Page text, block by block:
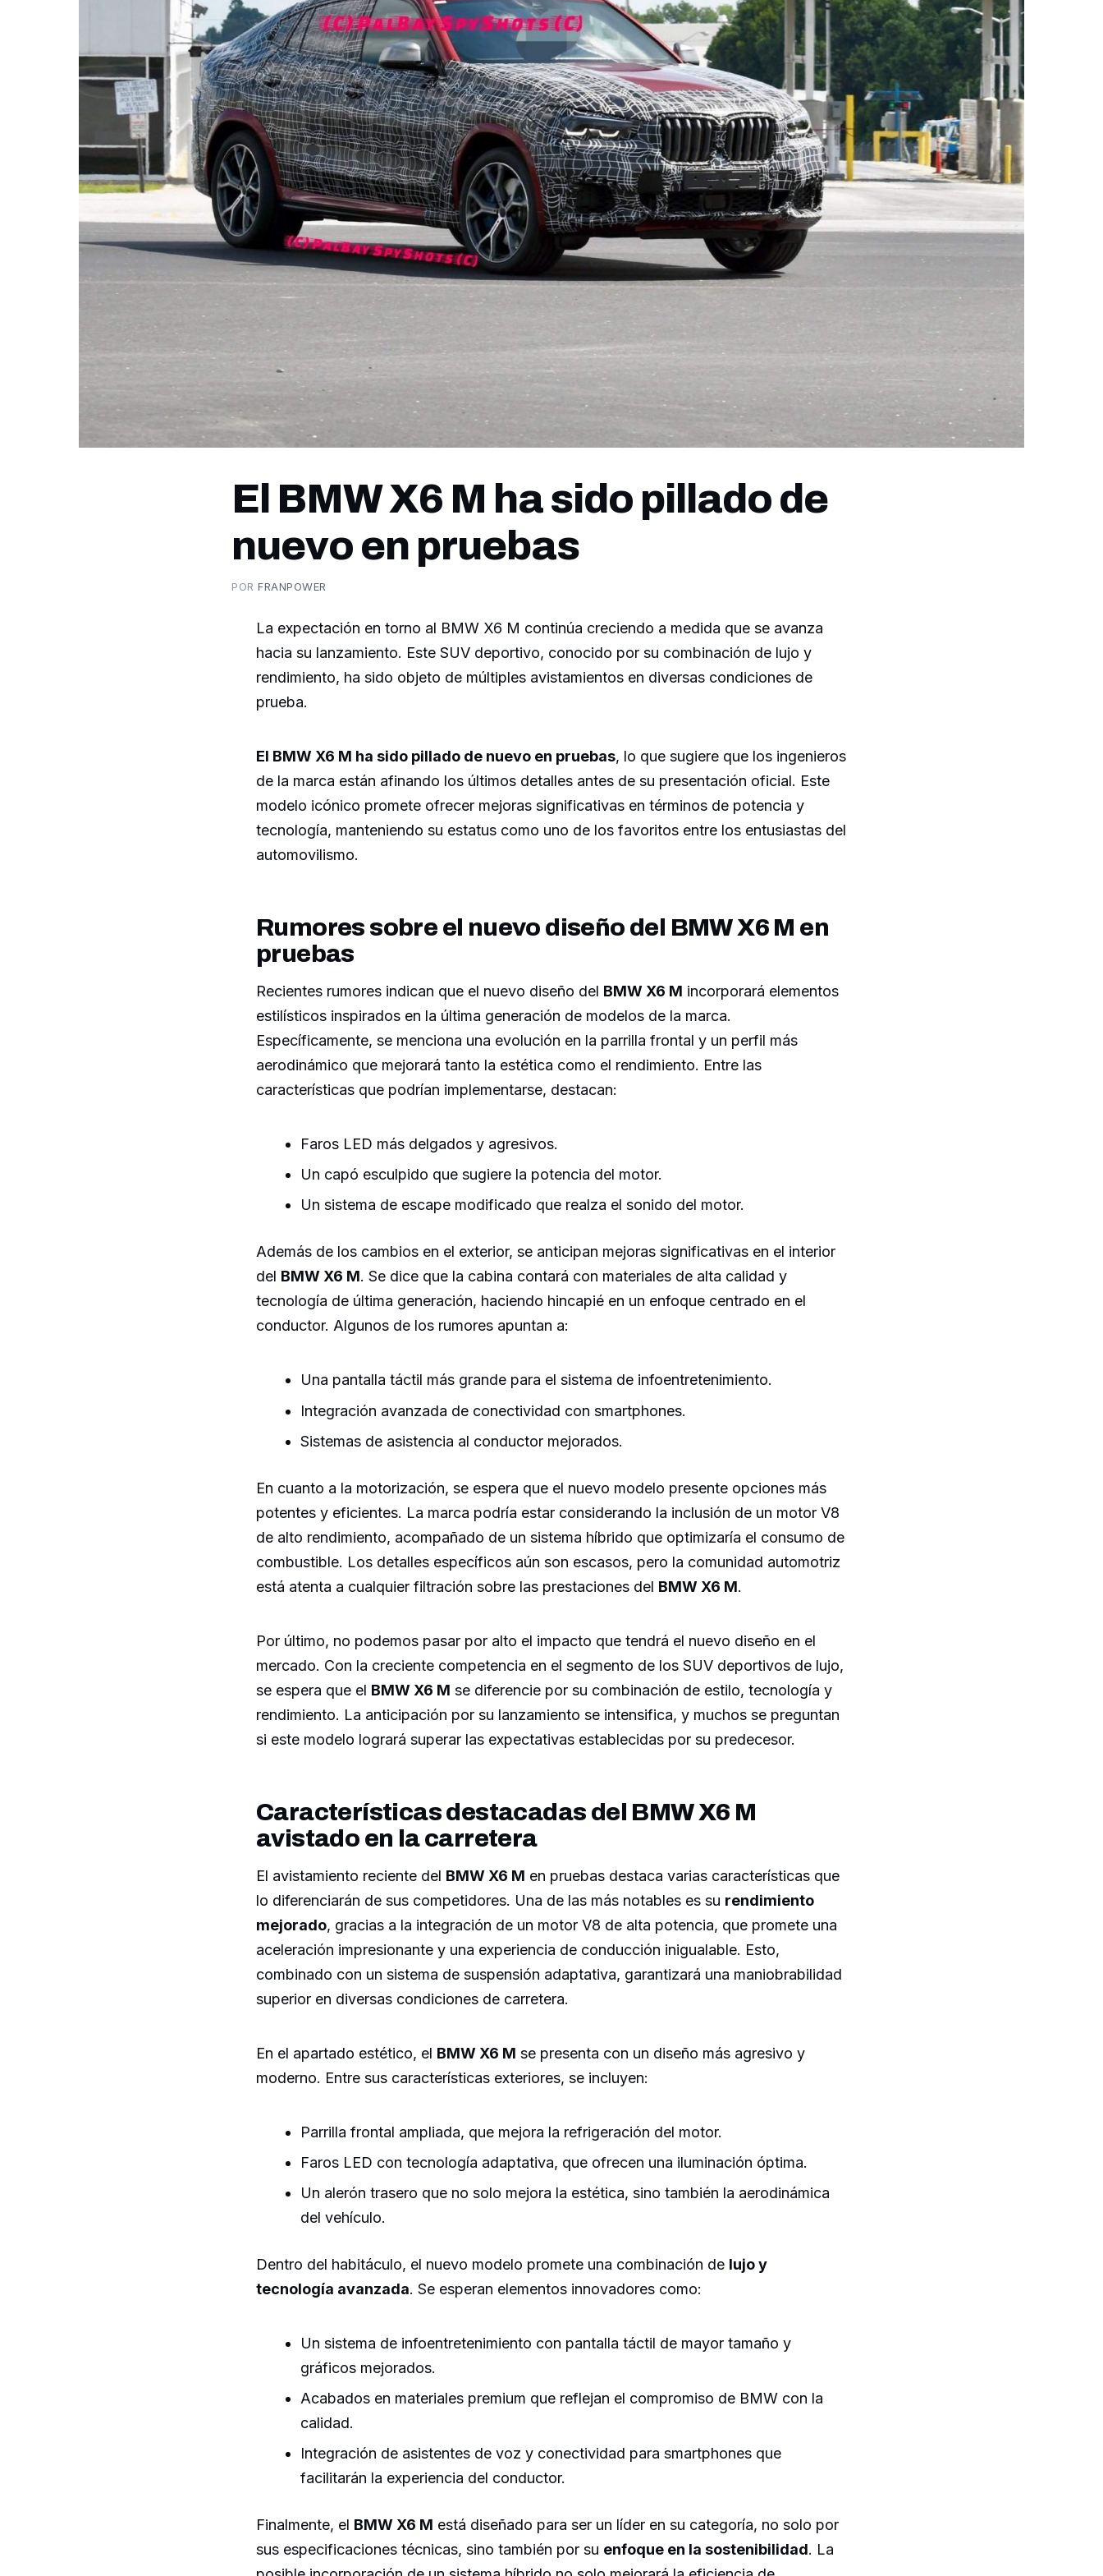
El BMW X6 M ha sido pillado de
nuevo en pruebas
PORFRANPOWER
La expectación en torno al BMW X6 M continúa creciendo a medida que se avanza
hacia su lanzamiento. Este SUV deportivo, conocido por su combinación de lujo y
rendimiento, ha sido objeto de múltiples avistamientos en diversas condiciones de
prueba.
El BMW X6 M ha sido pillado de nuevo en pruebas, lo que sugiere que los ingenieros
de la marca están afinando los últimos detalles antes de su presentación oficial. Este
modelo icónico promete ofrecer mejoras significativas en términos de potencia y
tecnología, manteniendo su estatus como uno de los favoritos entre los entusiastas del
automovilismo.
Rumores sobre el nuevo diseño del BMW X6 M en
pruebas
Recientes rumores indican que el nuevo diseño del BMW X6 M incorporará elementos
estilísticos inspirados en la última generación de modelos de la marca.
Específicamente, se menciona una evolución en la parrilla frontal y un perfil más
aerodinámico que mejorará tanto la estética como el rendimiento. Entre las
características que podrían implementarse, destacan:
Faros LED más delgados y agresivos.
Un capó esculpido que sugiere la potencia del motor.
Un sistema de escape modificado que realza el sonido del motor.
Además de los cambios en el exterior, se anticipan mejoras significativas en el interior
del BMW X6 M. Se dice que la cabina contará con materiales de alta calidad y
tecnología de última generación, haciendo hincapié en un enfoque centrado en el
conductor. Algunos de los rumores apuntan a:
Una pantalla táctil más grande para el sistema de infoentretenimiento.
Integración avanzada de conectividad con smartphones.
Sistemas de asistencia al conductor mejorados.
En cuanto a la motorización, se espera que el nuevo modelo presente opciones más
potentes y eficientes. La marca podría estar considerando la inclusión de un motor V8
de alto rendimiento, acompañado de un sistema híbrido que optimizaría el consumo de
combustible. Los detalles específicos aún son escasos, pero la comunidad automotriz
está atenta a cualquier filtración sobre las prestaciones del BMW X6 M.
Por último, no podemos pasar por alto el impacto que tendrá el nuevo diseño en el
mercado. Con la creciente competencia en el segmento de los SUV deportivos de lujo,
se espera que el BMW X6 M se diferencie por su combinación de estilo, tecnología y
rendimiento. La anticipación por su lanzamiento se intensifica, y muchos se preguntan
si este modelo logrará superar las expectativas establecidas por su predecesor.
Características destacadas del BMW X6 M
avistado en la carretera
El avistamiento reciente del BMW X6 M en pruebas destaca varias características que
lo diferenciarán de sus competidores. Una de las más notables es su rendimiento
mejorado, gracias a la integración de un motor V8 de alta potencia, que promete una
aceleración impresionante y una experiencia de conducción inigualable. Esto,
combinado con un sistema de suspensión adaptativa, garantizará una maniobrabilidad
superior en diversas condiciones de carretera.
En el apartado estético, el BMW X6 M se presenta con un diseño más agresivo y
moderno. Entre sus características exteriores, se incluyen:
Parrilla frontal ampliada, que mejora la refrigeración del motor.
Faros LED con tecnología adaptativa, que ofrecen una iluminación óptima.
Un alerón trasero que no solo mejora la estética, sino también la aerodinámica
del vehículo.
Dentro del habitáculo, el nuevo modelo promete una combinación de lujo y
tecnología avanzada. Se esperan elementos innovadores como:
Un sistema de infoentretenimiento con pantalla táctil de mayor tamaño y
gráficos mejorados.
Acabados en materiales premium que reflejan el compromiso de BMW con la
calidad.
Integración de asistentes de voz y conectividad para smartphones que
facilitarán la experiencia del conductor.
Finalmente, el BMW X6 M está diseñado para ser un líder en su categoría, no solo por
sus especificaciones técnicas, sino también por su enfoque en la sostenibilidad. La